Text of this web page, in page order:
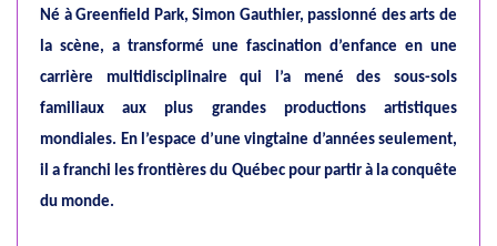
Né à Greenfield Park, Simon Gauthier, passionné des arts de
la scène, a transformé une fascination d’enfance en une
carrière multidisciplinaire qui l’a mené des sous-sols
familiaux aux plus grandes productions artistiques
mondiales. En l’espace d’une vingtaine d’années seulement,
il a franchi les frontières du Québec pour partir à la conquête
du monde.